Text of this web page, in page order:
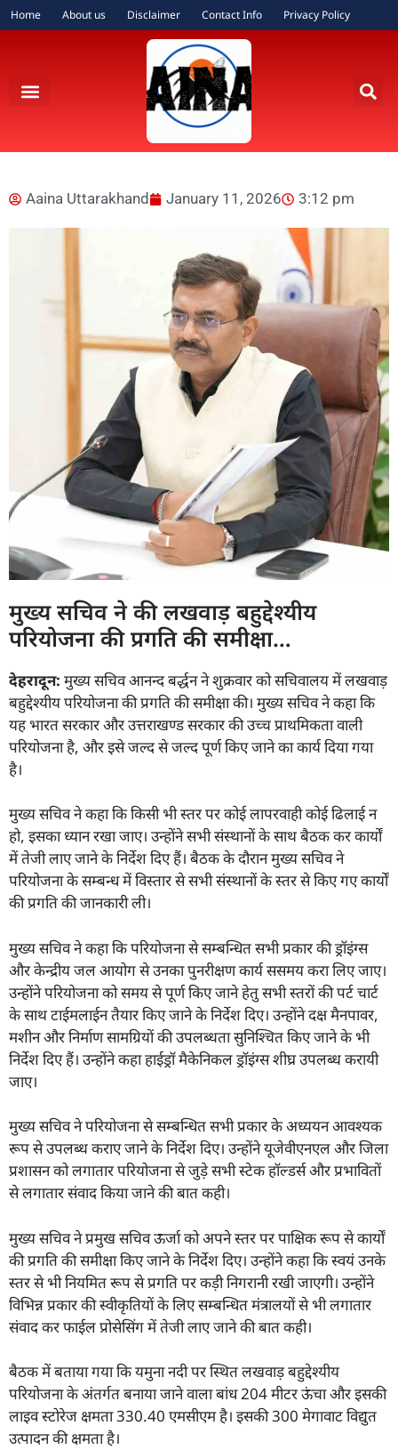
Home About us Disclaimer Contact Info Privacy Policy
Aaina Uttarakhand January 11, 2026 3:12 pm
मुख्य सचिव ने की लखवाड़ बहुद्देश्यीय
परियोजना की प्रगति की समीक्षा…
देहरादून: मुख्य सचिव आनन्द बर्द्धन ने शुक्रवार को सचिवालय में लखवाड़
बहुद्देश्यीय परियोजना की प्रगति की समीक्षा की। मुख्य सचिव ने कहा कि
यह भारत सरकार और उत्तराखण्ड सरकार की उच्च प्राथमिकता वाली
परियोजना है, और इसे जल्द से जल्द पूर्ण किए जाने का कार्य दिया गया
है।
मुख्य सचिव ने कहा कि किसी भी स्तर पर कोई लापरवाही कोई ढिलाई न
हो, इसका ध्यान रखा जाए। उन्होंने सभी संस्थानों के साथ बैठक कर कार्यों
में तेजी लाए जाने के निर्देश दिए हैं। बैठक के दौरान मुख्य सचिव ने
परियोजना के सम्बन्ध में विस्तार से सभी संस्थानों के स्तर से किए गए कार्यों
की प्रगति की जानकारी ली।
मुख्य सचिव ने कहा कि परियोजना से सम्बन्धित सभी प्रकार की ड्रॉइंग्स
और केन्द्रीय जल आयोग से उनका पुनरीक्षण कार्य ससमय करा लिए जाए।
उन्होंने परियोजना को समय से पूर्ण किए जाने हेतु सभी स्तरों की पर्ट चार्ट
के साथ टाईमलाईन तैयार किए जाने के निर्देश दिए। उन्होंने दक्ष मैनपावर,
मशीन और निर्माण सामग्रियों की उपलब्धता सुनिश्चित किए जाने के भी
निर्देश दिए हैं। उन्होंने कहा हाईड्रॉ मैकेनिकल ड्रॉइंग्स शीघ्र उपलब्ध करायी
जाए।
मुख्य सचिव ने परियोजना से सम्बन्धित सभी प्रकार के अध्ययन आवश्यक
रूप से उपलब्ध कराए जाने के निर्देश दिए। उन्होंने यूजेवीएनएल और जिला
प्रशासन को लगातार परियोजना से जुड़े सभी स्टेक हॉल्डर्स और प्रभावितों
से लगातार संवाद किया जाने की बात कही।
मुख्य सचिव ने प्रमुख सचिव ऊर्जा को अपने स्तर पर पाक्षिक रूप से कार्यों
की प्रगति की समीक्षा किए जाने के निर्देश दिए। उन्होंने कहा कि स्वयं उनके
स्तर से भी नियमित रूप से प्रगति पर कड़ी निगरानी रखी जाएगी। उन्होंने
विभिन्न प्रकार की स्वीकृतियों के लिए सम्बन्धित मंत्रालयों से भी लगातार
संवाद कर फाईल प्रोसेसिंग में तेजी लाए जाने की बात कही।
बैठक में बताया गया कि यमुना नदी पर स्थित लखवाड़ बहुद्देश्यीय
परियोजना के अंतर्गत बनाया जाने वाला बांध 204 मीटर ऊंचा और इसकी
लाइव स्टोरेज क्षमता 330.40 एमसीएम है। इसकी 300 मेगावाट विद्युत
उत्पादन की क्षमता है।